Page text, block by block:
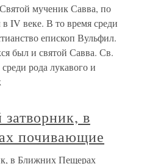
мученик Савва, по
IV веке. В то время среди
епископ Вульфил.
был и святой Савва. Св.
рода лукавого и
в
почивающие
в Ближних Пещерах